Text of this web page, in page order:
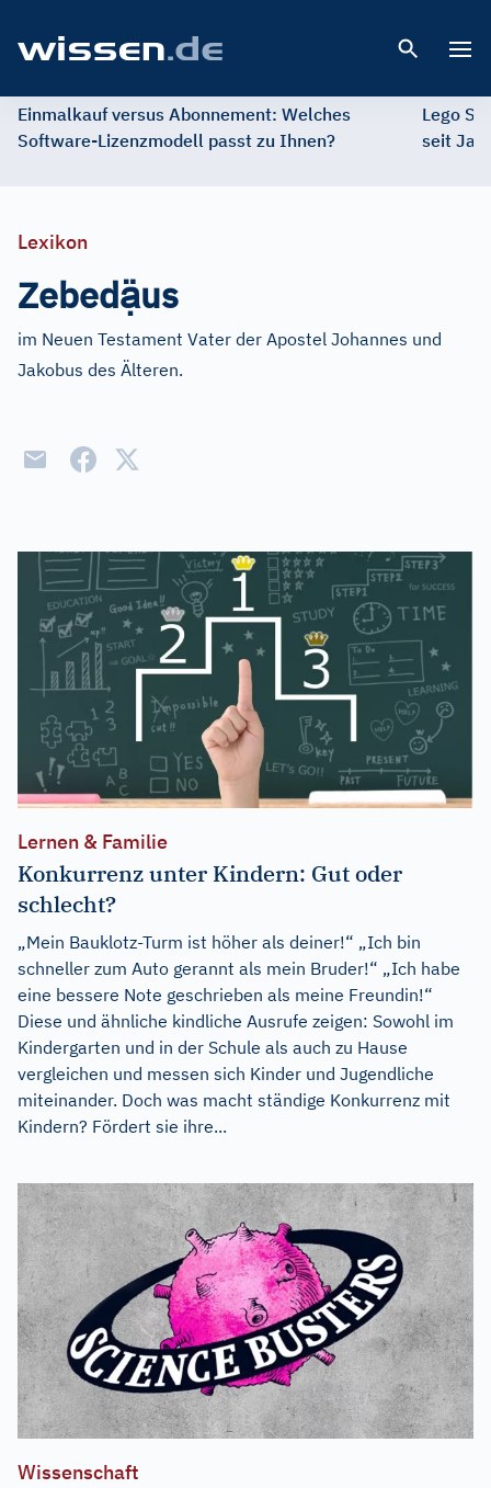
Einmalkauf versus Abonnement: Welches
Software-Lizenzmodell passt zu Ihnen?
Lego
seit
Lexikon
Zebedạ̈us
im Neuen Testament Vater der Apostel Johannes und
Jakobus des Älteren.
Lernen & Familie
Konkurrenz unter Kindern: Gut oder
schlecht?
„Mein Bauklotz-Turm ist höher als deiner!“ „Ich bin
schneller zum Auto gerannt als mein Bruder!“ „Ich habe
eine bessere Note geschrieben als meine Freundin!“
Diese und ähnliche kindliche Ausrufe zeigen: Sowohl im
Kindergarten und in der Schule als auch zu Hause
vergleichen und messen sich Kinder und Jugendliche
miteinander. Doch was macht ständige Konkurrenz mit
Kindern? Fördert sie ihre...
Wissenschaft